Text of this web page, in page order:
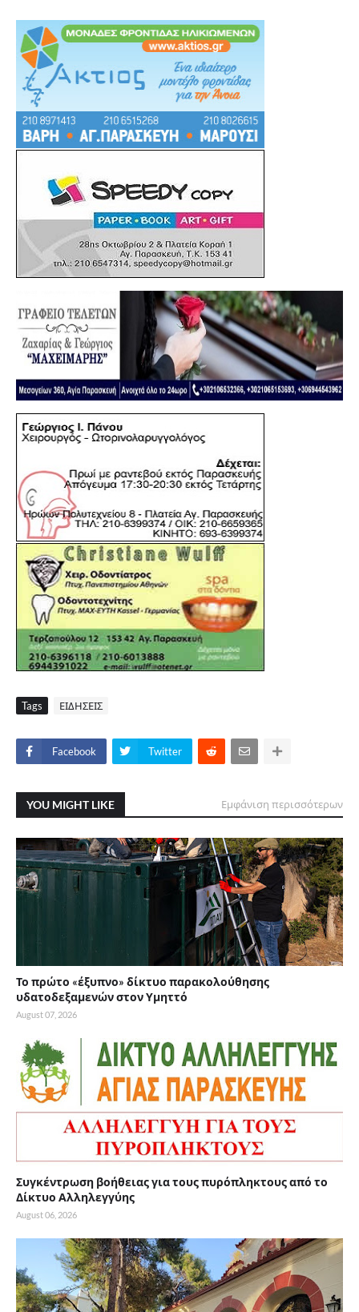
Tags ΕΙΔΗΣΕΙΣ
Facebook Twitter
YOU MIGHT LIKE Εμφάνιση περισσότερων
Το πρώτο «έξυπνο» δίκτυο παρακολούθησης
υδατοδεξαμενών στον Υμηττό
August 07, 2026
Συγκέντρωση βοήθειας για τους πυρόπληκτους από το
Δίκτυο Αλληλεγγύης
August 06, 2026